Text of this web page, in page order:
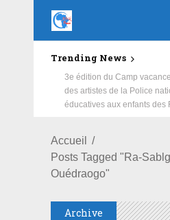
Trending News
Education : la fédération de la
écoles primaire et collège du
Aboubacar Sangoulé Lamizana
Accueil
Posts Tagged "Ra-
Ouédraogo"
Archive